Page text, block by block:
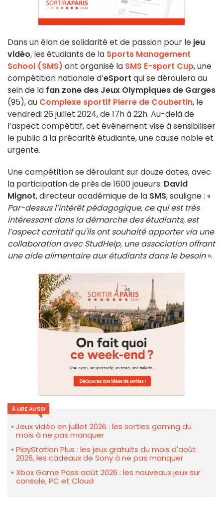
Dans un élan de solidarité et de passion pour le jeu
vidéo, les étudiants de la Sports Management
School (SMS) ont organisé la SMS E-sport Cup, une
compétition nationale d’eSport qui se déroulera au
sein de la fan zone des Jeux Olympiques de Garges
(95), au Complexe sportif Pierre de Coubertin, le
vendredi 26 juillet 2024, de 17h à 22h. Au-delà de
l’aspect compétitif, cet événement vise à sensibiliser
le public à la précarité étudiante, une cause noble et
urgente.
Une compétition se déroulant sur douze dates, avec
la participation de près de 1600 joueurs. David
Mignot, directeur académique de la SMS, souligne : «
Par-dessus l’intérêt pédagogique, ce qui est très
intéressant dans la démarche des étudiants, est
l’aspect caritatif qu'ils ont souhaité apporter via une
collaboration avec StudHelp, une association offrant
une aide alimentaire aux étudiants dans le besoin».
À LIRE AUSSI
Jeux vidéo en juillet 2026 : les sorties gaming du
mois à ne pas manquer
PlayStation Plus : les jeux gratuits du mois d'août
2026, les cadeaux de Sony à ne pas manquer
Xbox Game Pass août 2026 : les nouveaux jeux sur
console, PC et Cloud